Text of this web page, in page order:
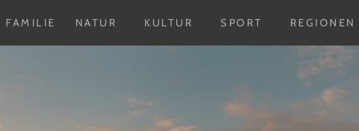
FAMILIE NATUR
Untermenu
KULTUR
Untermenu
SPORT
Untermenu
REGIONEN